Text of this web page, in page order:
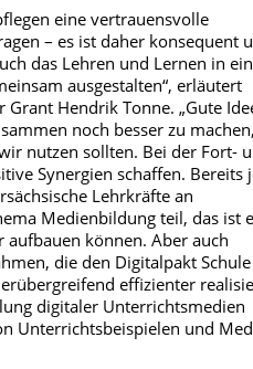
eine vertrauensvolle
– es ist daher konsequent
das Lehren und Lernen in
ausgestalten“, erläutert
Hendrik Tonne. „Gute
noch besser zu
nutzen sollten. Bei der Fort-
Synergien schaffen. Bereits
Lehrkräfte an
Medienbildung teil, das ist
können. Aber auch
die den Digitalpakt Schule
effizienter
digitaler Unterrichtsmedien
Unterrichtsbeispielen und